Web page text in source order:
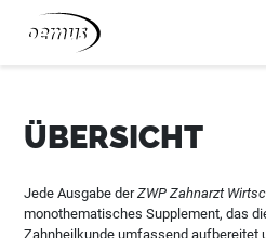
Zum Inhalt springen
ÜBERSICHT
Jede Ausgabe derZWP Zahnarzt
monothematisches Supplement, das
Zahnheilkunde umfassend aufbereitet